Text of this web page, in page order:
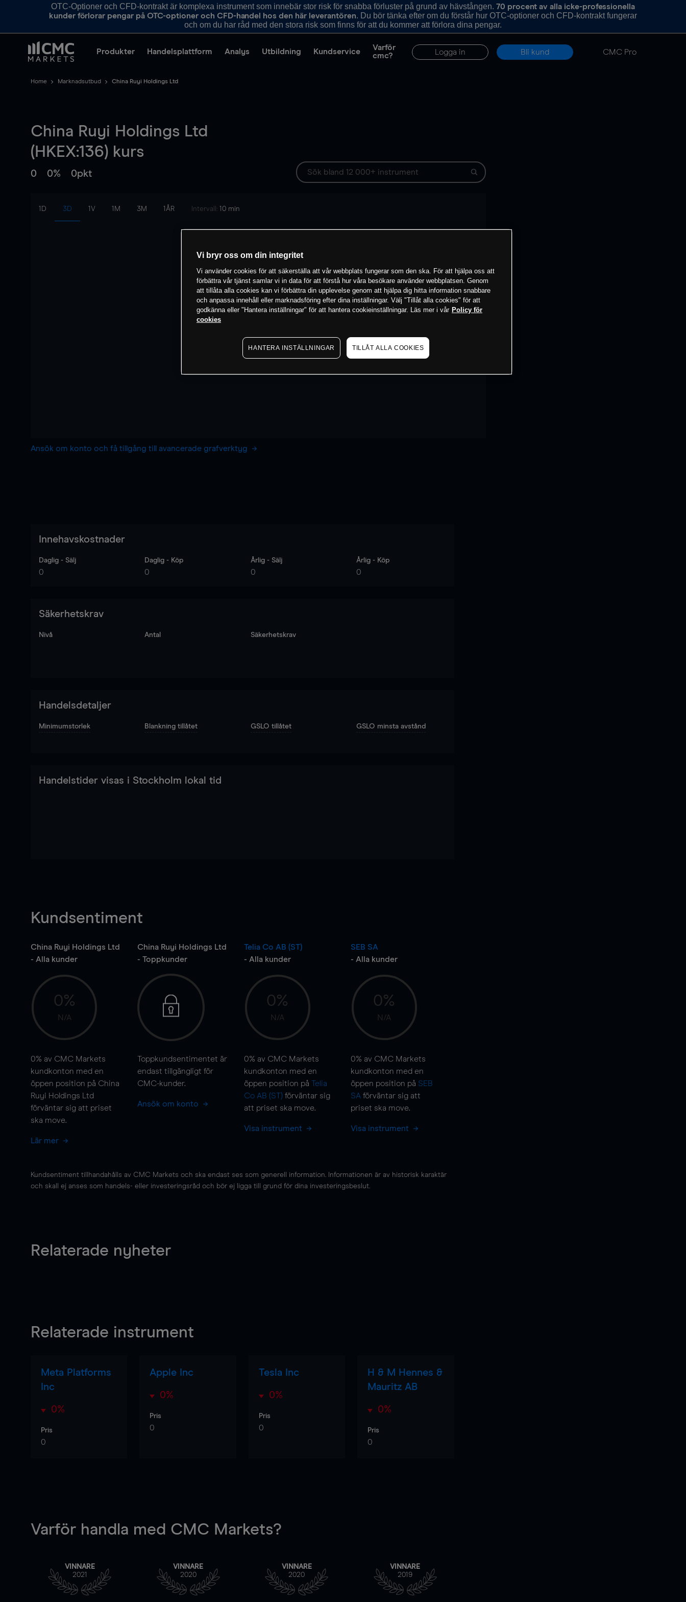
OTC-Optioner och CFD-kontrakt är komplexa instrument som innebär stor risk för snabba förluster på grund av hävstången. 70 procent av alla icke-professionella
kunder förlorar pengar på OTC-optioner och CFD-handel hos den här leverantören. Du bör tänka efter om du förstår hur OTC-optioner och CFD-kontrakt fungerar
och om du har råd med den stora risk som finns för att du kommer att förlora dina pengar.
Produkter Handelsplattform Analys Utbildning Kundservice
Varför
cmc?
Logga in Bli kund CMC Pro
Home Marknadsutbud China Ruyi Holdings Ltd
China Ruyi Holdings Ltd
(HKEX:136) kurs
0 0% 0pkt
1D 3D 1V 1M 3M 1ÅR Intervall: 10 min
Ansök om konto och få tillgång till avancerade grafverktyg
Innehavskostnader
Daglig - Sälj
0
Daglig - Köp
0
Årlig - Sälj
0
Årlig - Köp
0
Säkerhetskrav
Nivå Antal Säkerhetskrav
Handelsdetaljer
Minimumstorlek Blankning tillåtet GSLO tillåtet GSLO minsta avstånd
Handelstider visas i Stockholm lokal tid
Kundsentiment
China Ruyi Holdings Ltd
- Alla kunder
0%
N/A
0% av CMC Markets
kundkonton med en
öppen position på China
Ruyi Holdings Ltd
förväntar sig att priset
ska move.
Lär mer
China Ruyi Holdings Ltd
- Toppkunder
Toppkundsentimentet är
endast tillgängligt för
CMC-kunder.
Ansök om konto
Telia Co AB (ST)
- Alla kunder
0%
N/A
0% av CMC Markets
kundkonton med en
öppen position på Telia
Co AB (ST) förväntar sig
att priset ska move.
Visa instrument
SEB SA
- Alla kunder
0%
N/A
0% av CMC Markets
kundkonton med en
öppen position på SEB
SA förväntar sig att
priset ska move.
Visa instrument
Kundsentiment tillhandahålls av CMC Markets och ska endast ses som generell information. Informationen är av historisk karaktär
och skall ej anses som handels- eller investeringsråd och bör ej ligga till grund för dina investeringsbeslut.
Relaterade nyheter
Relaterade instrument
Meta Platforms
Inc
0%
Pris
0
Apple Inc
0%
Pris
0
Tesla Inc
0%
Pris
0
H & M Hennes &
Mauritz AB
0%
Pris
0
Varför handla med CMC Markets?
VINNARE
2021
VINNARE
2020
VINNARE
2020
VINNARE
2019
Vi bryr oss om din integritet
Vi använder cookies för att säkerställa att vår webbplats fungerar som den ska. För att hjälpa oss att
förbättra vår tjänst samlar vi in data för att förstå hur våra besökare använder webbplatsen. Genom
att tillåta alla cookies kan vi förbättra din upplevelse genom att hjälpa dig hitta information snabbare
och anpassa innehåll eller marknadsföring efter dina inställningar. Välj "Tillåt alla cookies" för att
godkänna eller "Hantera inställningar" för att hantera cookieinställningar. Läs mer i vår Policy för
cookies
HANTERA INSTÄLLNINGAR TILLÅT ALLA COOKIES